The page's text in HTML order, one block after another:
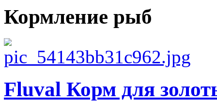
Кормление рыб
Fluval Корм для